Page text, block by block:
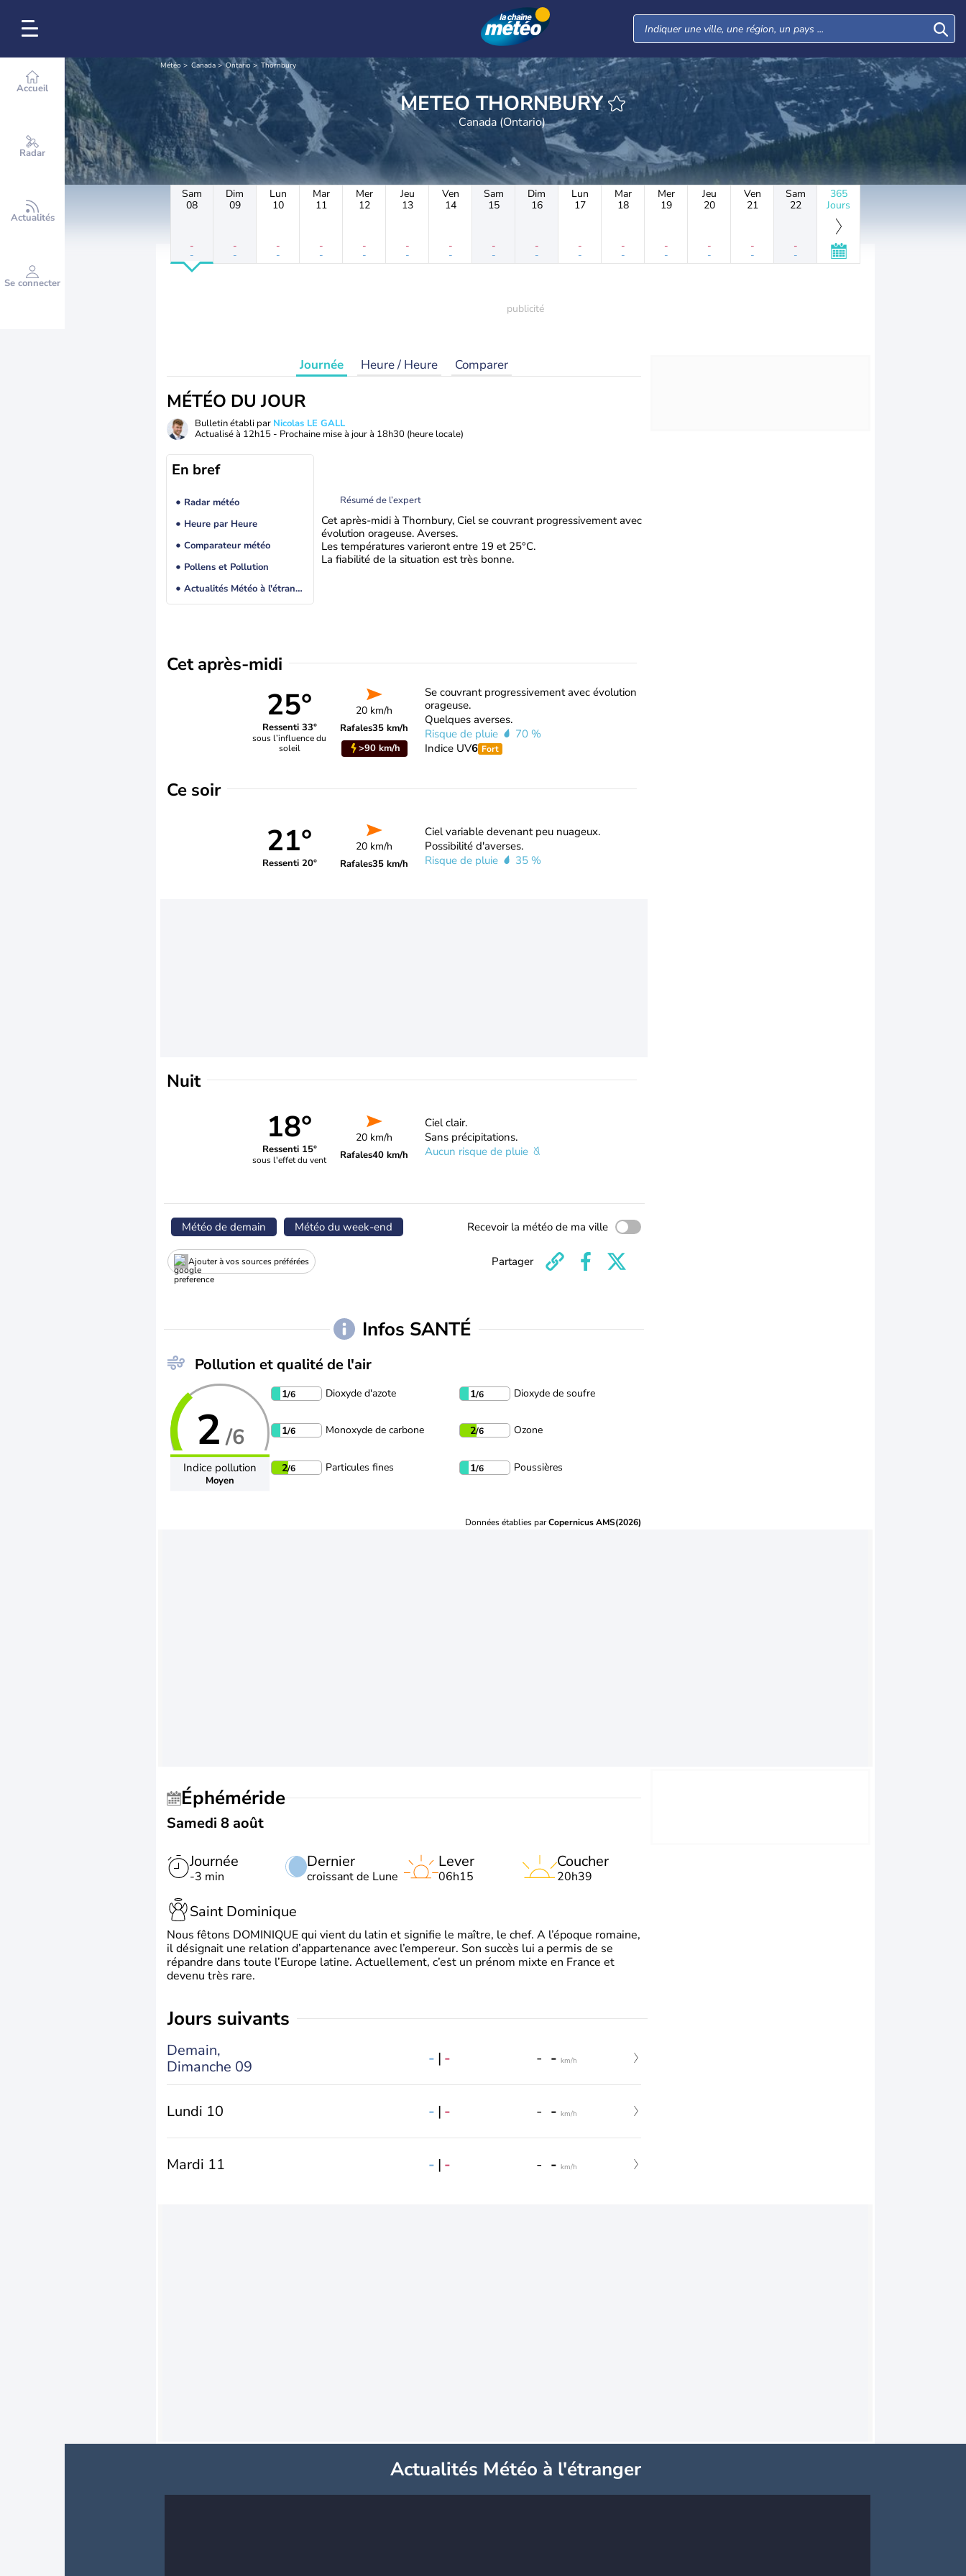
Accueil
Radar
Actualités
Se connecter
Météo Canada Ontario Thornbury
METEO THORNBURY
Canada (Ontario)
Sam
08
-
-
Dim
09
-
-
Lun
10
-
-
Mar
11
-
-
Mer
12
-
-
Jeu
13
-
-
Ven
14
-
-
Sam
15
-
-
Dim
16
-
-
Lun
17
-
-
Mar
18
-
-
Mer
19
-
-
Jeu
20
-
-
Ven
21
-
-
Sam
22
-
-
365
Jours
Journée Heure / Heure Comparer
MÉTÉO DU JOUR
Bulletin établi par Nicolas LE GALL
Actualisé à 12h15 - Prochaine mise à jour à 18h30 (heure locale)
En bref
Radar météo
Heure par Heure
Comparateur météo
Pollens et Pollution
Actualités Météo à l'étranger
Résumé de l’expert
Cet après-midi à Thornbury, Ciel se couvrant progressivement avec
évolution orageuse. Averses.
Les températures varieront entre 19 et 25°C.
La fiabilité de la situation est très bonne.
Cet après-midi
25°
Ressenti 33°
sous l’influence du
soleil
20 km/h
Rafales35 km/h
>90 km/h
Se couvrant progressivement avec évolution
orageuse.
Quelques averses.
Risque de pluie
70 %
Indice UV6 Fort
Ce soir
21°
Ressenti 20°
20 km/h
Rafales35 km/h
Ciel variable devenant peu nuageux.
Possibilité d'averses.
Risque de pluie
35 %
Nuit
18°
Ressenti 15°
sous l'effet du vent
20 km/h
Rafales40 km/h
Ciel clair.
Sans précipitations.
Aucun risque de pluie
Météo de demain Météo du week-end Recevoir la météo de ma ville
Ajouter à vos sources préférées Partager
Infos SANTÉ
Pollution et qualité de l'air
2 /6
Indice pollution
Moyen
1/6 Dioxyde d'azote 1/6 Dioxyde de soufre
1/6 Monoxyde de carbone 2/6 Ozone
2/6 Particules fines 1/6 Poussières
Données établies parCopernicus AMS(2026)
Éphéméride
Samedi 8 août
Journée
-3 min
Dernier
croissant de Lune
Lever
06h15
Coucher
20h39
Saint Dominique
Nous fêtons DOMINIQUE qui vient du latin et signifie le maître, le chef. A l’époque romaine,
il désignait une relation d’appartenance avec l’empereur. Son succès lui a permis de se
répandre dans toute l’Europe latine. Actuellement, c’est un prénom mixte en France et
devenu très rare.
jours suivants
Demain,
Dimanche 09
- | - - - km/h
Lundi 10 - | - - - km/h
Mardi 11 - | - - - km/h
Actualités Météo à l'étranger